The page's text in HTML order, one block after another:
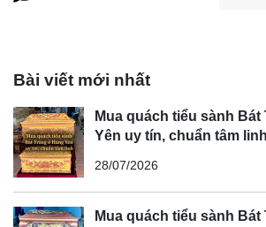
Bài viết mới nhất
Mua quách tiểu sành
Yên uy tín, chuẩn tâm linh
28/07/2026
Mua quách tiểu sành Bát